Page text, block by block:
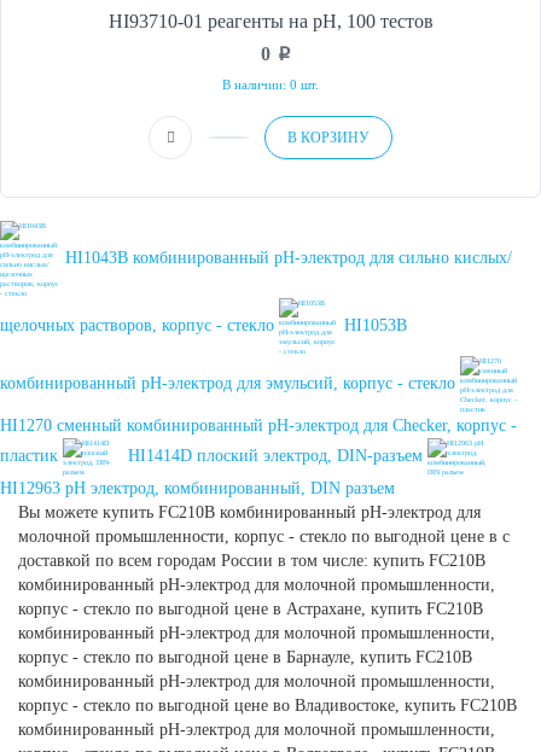
HI93710-01 реагенты на рН, 100 тестов
0 p
В наличии: 0 шт.
В КОРЗИНУ
HI1043B комбинированный рН-электрод для сильно кислых/
щелочных растворов, корпус - стекло HI1053B
комбинированный рН-электрод для эмульсий, корпус - стекло
HI1270 сменный комбинированный рН-электрод для Checker, корпус -
пластик
HI1414D плоский электрод, DIN-разъем
HI12963 pH электрод, комбинированный, DIN разъем
Вы можете купить FC210B комбинированный рН-электрод для
молочной промышленности, корпус - стекло по выгодной цене в с
доставкой по всем городам России в том числе: купить FC210B
комбинированный рН-электрод для молочной промышленности,
корпус - стекло по выгодной цене в Астрахане, купить FC210B
комбинированный рН-электрод для молочной промышленности,
корпус - стекло по выгодной цене в Барнауле, купить FC210B
комбинированный рН-электрод для молочной промышленности,
корпус - стекло по выгодной цене во Владивостоке, купить FC210B
комбинированный рН-электрод для молочной промышленности,